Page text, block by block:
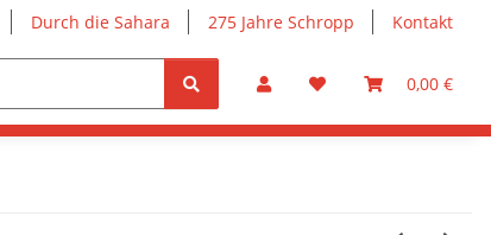
Durch die Sahara 275 Jahre Schropp Kontakt
0,00 €